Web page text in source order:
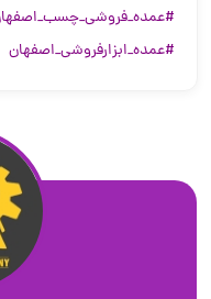
#عمده_ابزارفروشی_اصفهان